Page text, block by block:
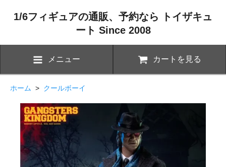
1/6フィギュアの通販、予約なら トイザキュ
ート Since 2008
メニュー カートを見る
ホーム > クールボーイ